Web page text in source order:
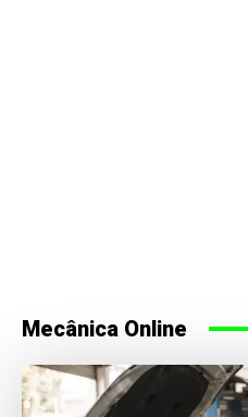
Mecânica Online